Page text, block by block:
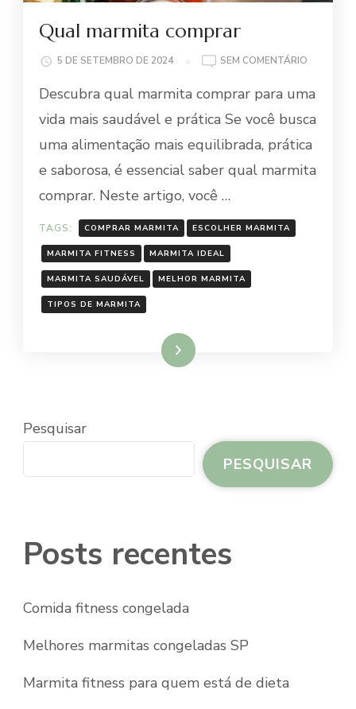
Qual marmita comprar
5 DE SETEMBRO DE 2024 SEM COMENTÁRIO
MARMITA
Descubra qual marmita comprar para uma
vida mais saudável e prática Se você busca
uma alimentação mais equilibrada, prática
e saborosa, é essencial saber qual marmita
comprar. Neste artigo, você …
TAGS: COMPRAR MARMITA ESCOLHER MARMITA
MARMITA FITNESS MARMITA IDEAL
MARMITA SAUDÁVEL MELHOR MARMITA
TIPOS DE MARMITA
Ler mais
Pesquisar
PESQUISAR
Posts recentes
Comida fitness congelada
Melhores marmitas congeladas SP
Marmita fitness para quem está de dieta